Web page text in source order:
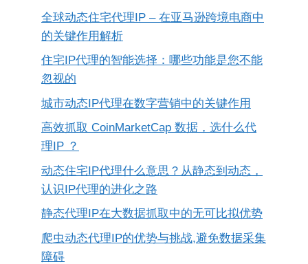
全球动态住宅代理IP – 在亚马逊跨境电商中
的关键作用解析
住宅IP代理的智能选择：哪些功能是您不能
忽视的
城市动态IP代理在数字营销中的关键作用
高效抓取 CoinMarketCap 数据，选什么代
理IP ？
动态住宅IP代理什么意思？从静态到动态，
认识IP代理的进化之路
静态代理IP在大数据抓取中的无可比拟优势
爬虫动态代理IP的优势与挑战,避免数据采集
障碍